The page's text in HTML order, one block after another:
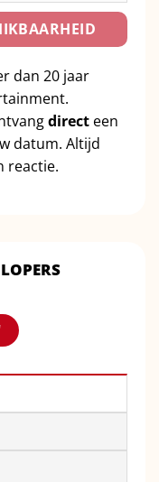
dan 20 jaar
direct een
datum. Altijd
reactie.